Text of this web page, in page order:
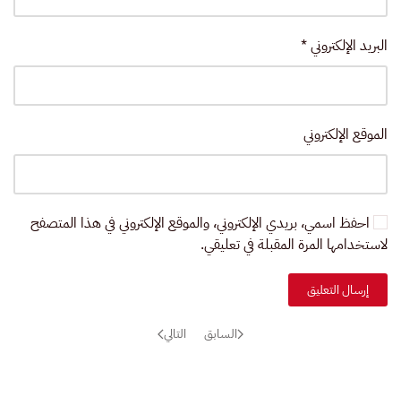
البريد الإلكتروني*
الموقع الإلكتروني
احفظ اسمي، بريدي الإلكتروني، والموقع الإلكتروني في هذا المتصفح
لاستخدامها المرة المقبلة في تعليقي.
إرسال التعليق
السابق التالي